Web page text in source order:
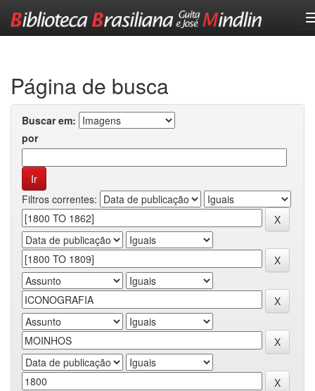
Página de busca
Buscar em:
por
Filtros correntes: